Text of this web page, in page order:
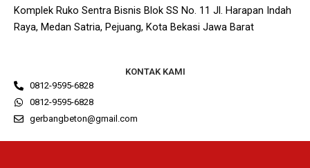
Komplek Ruko Sentra Bisnis Blok SS No. 11 Jl. Harapan Indah
Raya, Medan Satria, Pejuang, Kota Bekasi Jawa Barat
KONTAK KAMI
0812-9595-6828
0812-9595-6828
gerbangbeton@gmail.com